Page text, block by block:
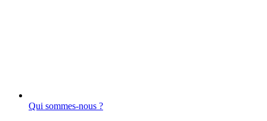
Qui sommes-nous ?